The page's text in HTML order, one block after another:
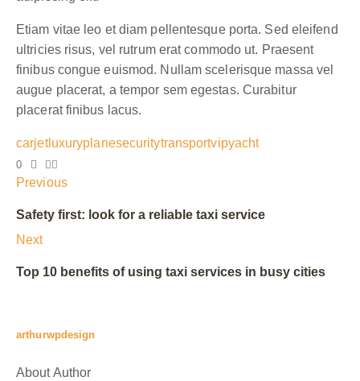
Etiam vitae leo et diam pellentesque porta. Sed eleifend
ultricies risus, vel rutrum erat commodo ut. Praesent
finibus congue euismod. Nullam scelerisque massa vel
augue placerat, a tempor sem egestas. Curabitur
placerat finibus lacus.
carjetluxuryplanesecuritytransportvipyacht
0
Previous
Safety first: look for a reliable taxi service
Next
Top 10 benefits of using taxi services in busy cities
arthurwpdesign
About Author